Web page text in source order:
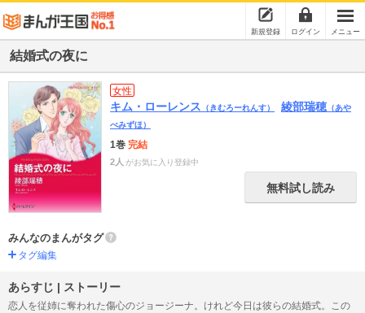
新規登録 ログイン メニュー
結婚式の夜に
女性
キム・ローレンス （きむろーれんす） 綾部瑞穂 （あや
べみずほ）
1巻 完結
2人 がお気に入り登録中
無料試し読み
みんなのまんがタグ
タグ編集
あらすじ | ストーリー
恋人を従姉に奪われた傷心のジョージーナ。けれど今日は彼らの結婚式。この